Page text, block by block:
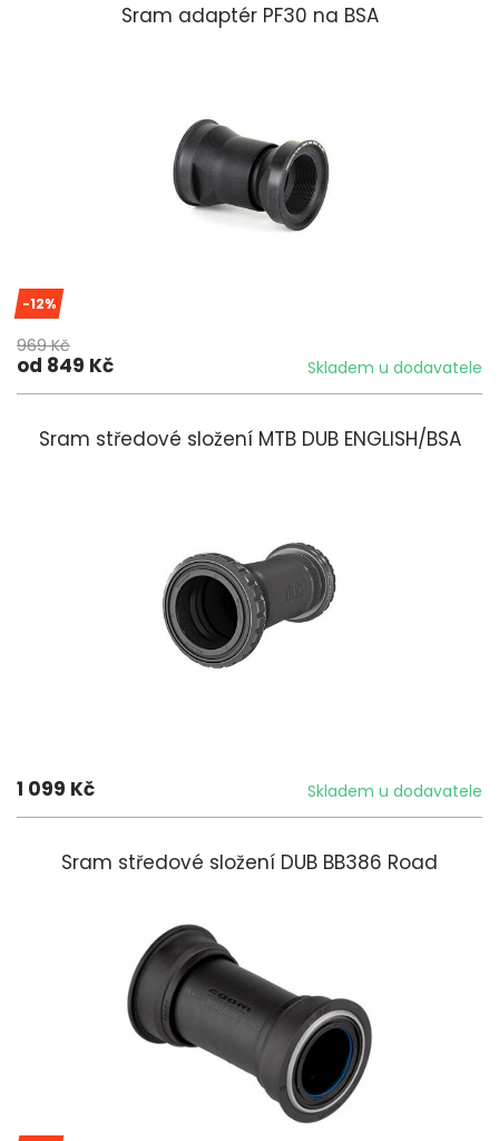
Sram adaptér PF30 na BSA
-12%
969 Kč
od 849 Kč Skladem u dodavatele
Sram středové složení MTB DUB ENGLISH/BSA
1 099 Kč Skladem u dodavatele
Sram středové složení DUB BB386 Road